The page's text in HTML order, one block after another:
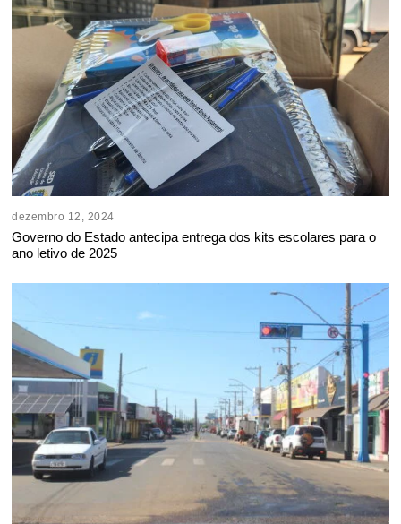
dezembro 12, 2024
Governo do Estado antecipa entrega dos kits escolares para o
ano letivo de 2025